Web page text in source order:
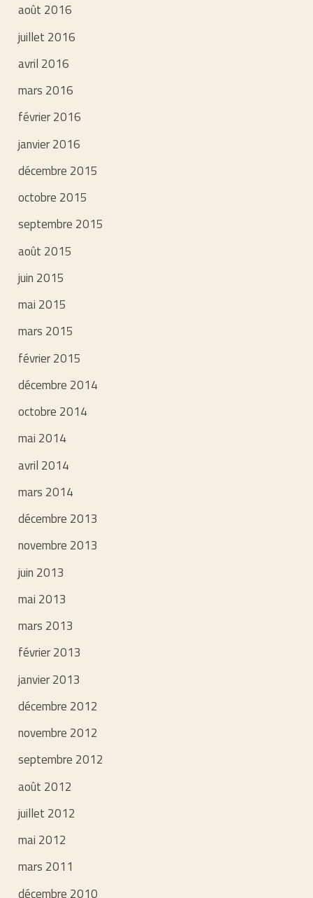
août 2016
juillet 2016
avril 2016
mars 2016
février 2016
janvier 2016
décembre 2015
octobre 2015
septembre 2015
août 2015
juin 2015
mai 2015
mars 2015
février 2015
décembre 2014
octobre 2014
mai 2014
avril 2014
mars 2014
décembre 2013
novembre 2013
juin 2013
mai 2013
mars 2013
février 2013
janvier 2013
décembre 2012
novembre 2012
septembre 2012
août 2012
juillet 2012
mai 2012
mars 2011
décembre 2010